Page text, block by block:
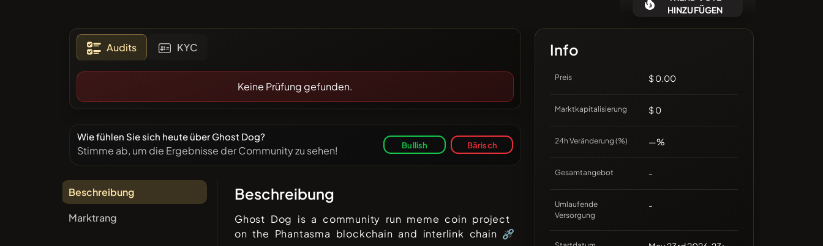
❌Keine aktuellen Münzen
HINZUFÜGEN
Audits KYC
Keine Prüfung gefunden.
Wie fühlen Sie sich heute über Ghost Dog?
Stimme ab, um die Ergebnisse der Community zu sehen! Bullish Bärisch
Beschreibung
Marktrang
Beschreibung
Ghost Dog is a community run meme coin project
on the Phantasma blockchain and interlink chain ⛓️‍💥
Info
Preis $ 0.00
Marktkapitalisierung $ 0
24h Veränderung (%) —%
Gesamtangebot -
Umlaufende
Versorgung
-